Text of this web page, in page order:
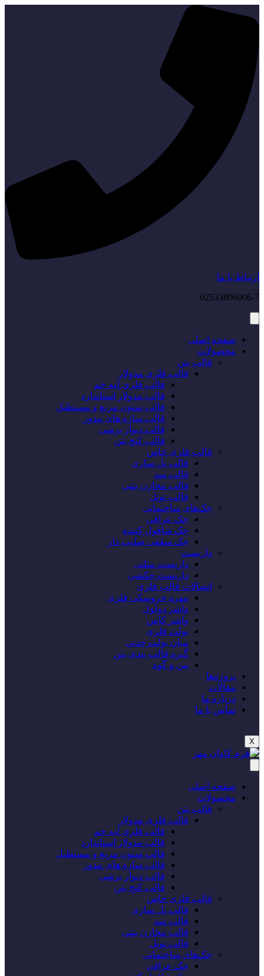
ارتباط با ما
02533806006-7
صفحه اصلی
محصولات
قالب بتن
قالب فلزی مدولار
قالب فلزی لبه خم
قالب مدولار استاندارد
قالب ستون مربع و مستطیل
قالب سازه های مدور
قالب دیوار برشی
قالب کنج بتن
قالب فلزی خاص
قالب پل سازی
قالب سد
قالب مخازن بتنی
قالب تونل
جک‌های ساختمانی
جک عراقی
جک شاقول کننده
جک سقفی صلیب دار
داربست
داربست مثلثی
داربست چکشی
اتصالات قالب فلزی
مهره خروسکی فلزی
واشر دولول
واشر کاس
بولت فلزی
میان بولت چدنی
گیره قالب بندی بتن
پین و گوه
پروژه‌‌ها
مقالات
درباره ما
تماس با ما
X
صفحه اصلی
محصولات
قالب بتن
قالب فلزی مدولار
قالب فلزی لبه خم
قالب مدولار استاندارد
قالب ستون مربع و مستطیل
قالب سازه های مدور
قالب دیوار برشی
قالب کنج بتن
قالب فلزی خاص
قالب پل سازی
قالب سد
قالب مخازن بتنی
قالب تونل
جک‌های ساختمانی
جک عراقی